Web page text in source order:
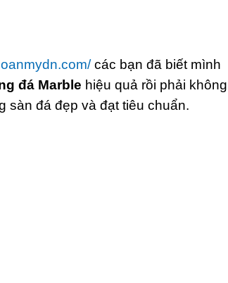
các bạn đã biết mình
đá Marble hiệu quả rồi phải không
sàn đá đẹp và đạt tiêu chuẩn.